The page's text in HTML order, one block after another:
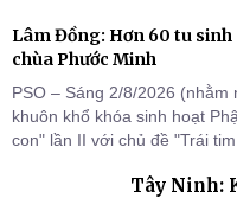
Lâm Đồng: Hơn 60 tu
chùa Phước Minh
PSO – Sáng 2/8/2026
khuôn khổ khóa sinh hoạt
con" lần II với chủ đề "Trái
cho hơn 60 tu sinh.Tây Ninh: